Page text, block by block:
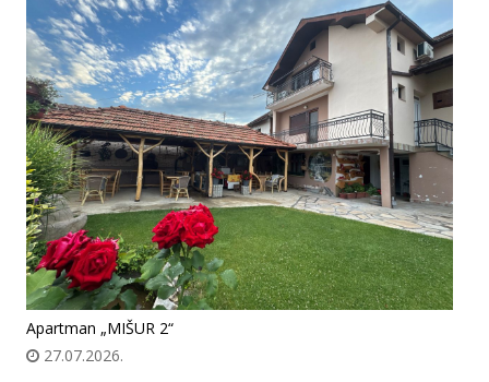
Apartman „MIŠUR 2“
27.07.2026.